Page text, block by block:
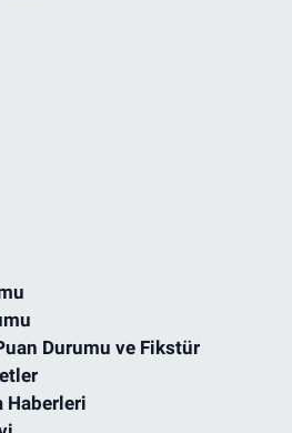
Durumu ve Fikstür
Haberleri